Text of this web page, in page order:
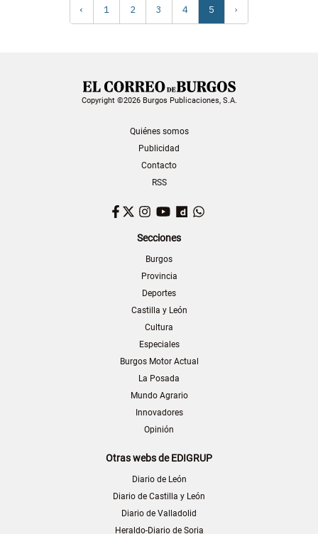
‹ 1 2 3 4 5 ›
Copyright ©2026 Burgos Publicaciones, S.A.
Quiénes somos
Publicidad
Contacto
RSS
Facebook
TwitterInstagram
YouTubeDailymotion
Secciones
Burgos
Provincia
Deportes
Castilla y León
Cultura
Especiales
Burgos Motor Actual
La Posada
Mundo Agrario
Innovadores
Opinión
Otras webs de EDIGRUP
Diario de León
Diario de Castilla y León
Diario de Valladolid
Heraldo-Diario de Soria